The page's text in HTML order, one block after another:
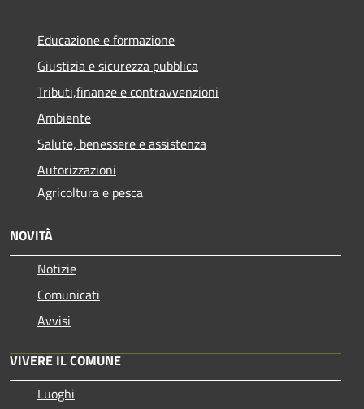
Educazione e formazione
Giustizia e sicurezza pubblica
Tributi,finanze e contravvenzioni
Ambiente
Salute, benessere e assistenza
Autorizzazioni
Agricoltura e pesca
NOVITÀ
Notizie
Comunicati
Avvisi
VIVERE IL COMUNE
Luoghi